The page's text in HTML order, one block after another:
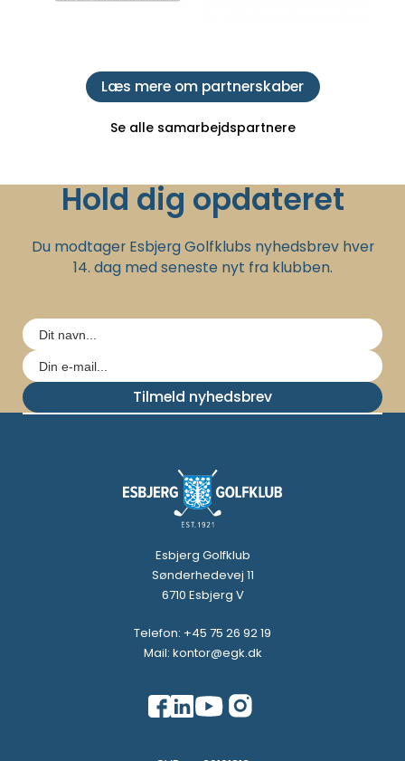
Læs mere om partnerskaber
Se alle samarbejdspartnere
Hold dig opdateret
Du modtager Esbjerg Golfklubs nyhedsbrev hver
14. dag med seneste nyt fra klubben.
Tilmeld nyhedsbrev
Esbjerg Golfklub
Sønderhedevej 11
6710 Esbjerg V
Telefon: +45 75 26 92 19
Mail: kontor@egk.dk